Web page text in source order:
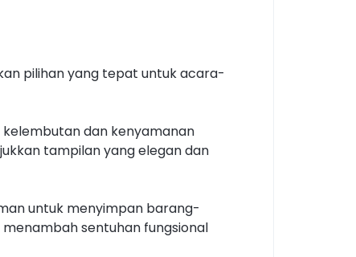
pilihan yang tepat untuk acara-
dan kenyamanan
tampilan yang elegan dan
untuk menyimpan barang-
sentuhan fungsional